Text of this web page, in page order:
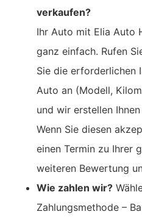
verkaufen?
Ihr Auto mit Elia Auto
ganz einfach. Rufen
Sie die erforderlichen
Auto an (Modell,
und wir erstellen
Wenn Sie diesen
einen Termin zu Ihrer
weiteren Bewertung
Wie zahlen wir?
Zahlungsmethode –